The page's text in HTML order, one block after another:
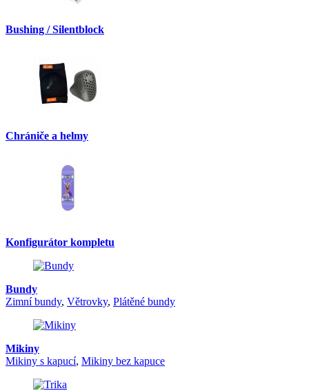
Bushing / Silentblock
Chrániče a helmy
Konfigurátor kompletu
Bundy
Zimní bundy, Větrovky, Plátěné bundy
Mikiny
Mikiny s kapucí, Mikiny bez kapuce